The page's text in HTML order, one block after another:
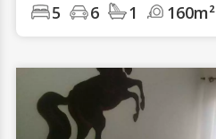
5 6 1 160m²